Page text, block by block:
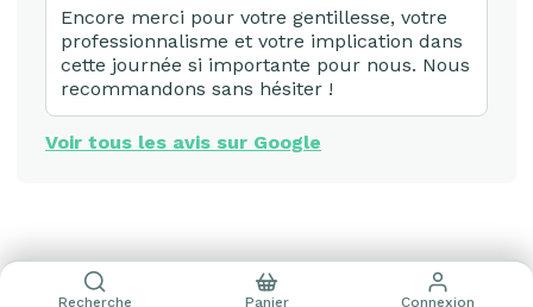
Encore merci pour votre gentillesse, votre
professionnalisme et votre implication dans
cette journée si importante pour nous. Nous
recommandons sans hésiter !
Voir tous les avis sur Google
Recherche Panier Connexion